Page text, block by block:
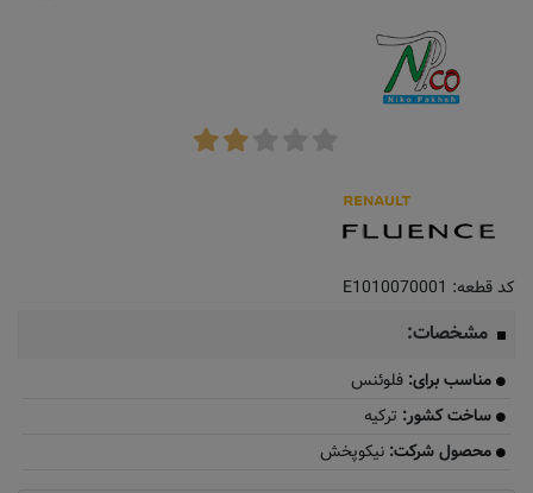
کد قطعه: E1010070001
مشخصات:
مناسب برای: فلوئنس
ساخت کشور: ترکیه
محصول شرکت: نیکوپخش